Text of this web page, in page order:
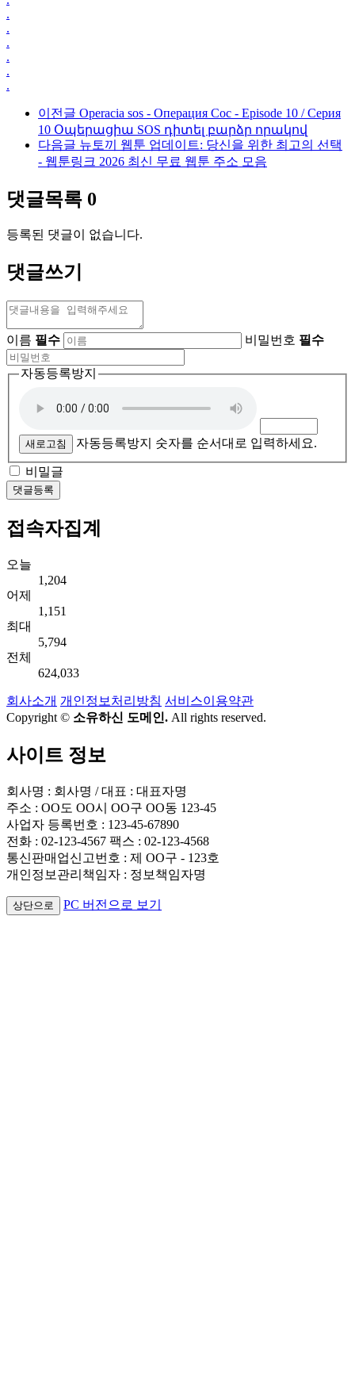
.
.
.
.
.
.
이전글 Operacia sos - Операция Сос - Episode 10 / Серия
10 Օպերացիա SOS դիտել բարձր որակով
다음글 뉴토끼 웹툰 업데이트: 당신을 위한 최고의 선택
- 웹툰링크 2026 최신 무료 웹툰 주소 모음
댓글목록 0
등록된 댓글이 없습니다.
댓글쓰기
이름 필수 비밀번호 필수
자동등록방지
새로고침 자동등록방지 숫자를 순서대로 입력하세요.
비밀글
댓글등록
접속자집계
오늘
1,204
어제
1,151
최대
5,794
전체
624,033
회사소개 개인정보처리방침 서비스이용약관
Copyright © 소유하신 도메인. All rights reserved.
사이트 정보
회사명 : 회사명 / 대표 : 대표자명
주소 : OO도 OO시 OO구 OO동 123-45
사업자 등록번호 : 123-45-67890
전화 : 02-123-4567 팩스 : 02-123-4568
통신판매업신고번호 : 제 OO구 - 123호
개인정보관리책임자 : 정보책임자명
상단으로 PC 버전으로 보기